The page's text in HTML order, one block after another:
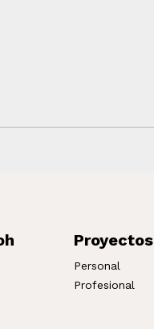
Proyectos
Personal
Profesional